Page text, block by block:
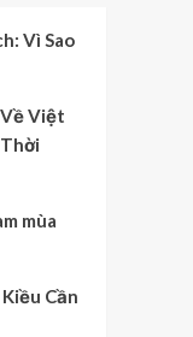
Vì Sao
Việt
mùa
Cần